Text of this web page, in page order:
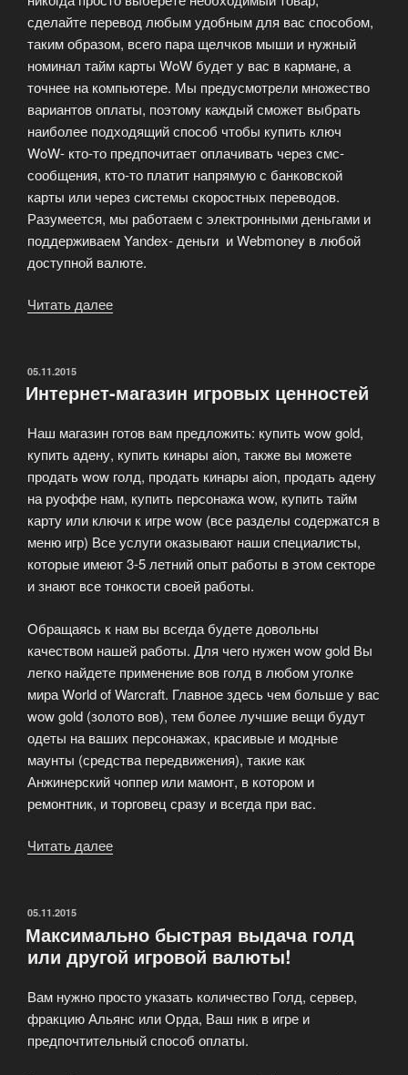
сделайте перевод любым удобным для вас способом,
таким образом, всего пара щелчков мыши и нужный
номинал тайм карты WoW будет у вас в кармане, а
точнее на компьютере. Мы предусмотрели множество
вариантов оплаты, поэтому каждый сможет выбрать
наиболее подходящий способ чтобы купить ключ
WoW- кто-то предпочитает оплачивать через смс-
сообщения, кто-то платит напрямую с банковской
карты или через системы скоростных переводов.
Разумеется, мы работаем с электронными деньгами и
поддерживаем Yandex- деньги и Webmoney в любой
доступной валюте.
Читать далее
и
ОПУБЛИКОВАНО
05.11.2015
Интернет-магазин игровых ценностей
Наш магазин готов вам предложить: купить wow gold,
купить адену, купить кинары aion, также вы можете
продать wow голд, продать кинары aion, продать адену
на руоффе нам, купить персонажа wow, купить тайм
карту или ключи к игре wow (все разделы содержатся в
меню игр) Все услуги оказывают наши специалисты,
которые имеют 3-5 летний опыт работы в этом секторе
и знают все тонкости своей работы.
Обращаясь к нам вы всегда будете довольны
качеством нашей работы. Для чего нужен wow gold Вы
легко найдете применение вов голд в любом уголке
мира World of Warcraft. Главное здесь чем больше у вас
wow gold (золото вов), тем более лучшие вещи будут
одеты на ваших персонажах, красивые и модные
маунты (средства передвижения), такие как
Анжинерский чоппер или мамонт, в котором и
ремонтник, и торговец сразу и всегда при вас.
Читать далее
ОПУБЛИКОВАНО
05.11.2015
Максимально быстрая выдача голд
или другой игровой валюты!
Вам нужно просто указать количество Голд, сервер,
фракцию Альянс или Орда, Ваш ник в игре и
предпочтительный способ оплаты.